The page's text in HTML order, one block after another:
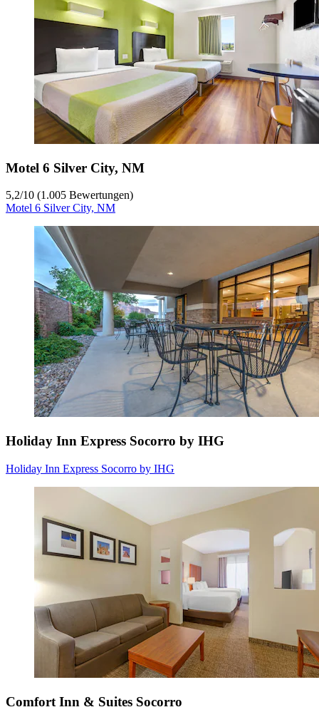
Motel 6 Silver City, NM
5,2/10 (1.005 Bewertungen)
Motel 6 Silver City, NM
Holiday Inn Express Socorro by IHG
Holiday Inn Express Socorro by IHG
Comfort Inn & Suites Socorro